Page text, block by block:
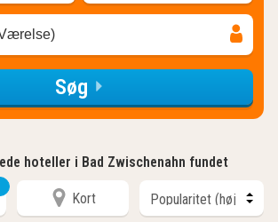
Søg
hoteller i Bad Zwischenahn fundet
Kort